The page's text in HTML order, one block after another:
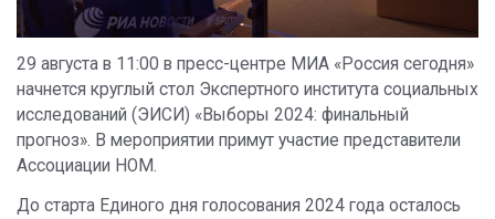
29 августа в 11:00 в пресс-центре МИА «Россия сегодня»
начнется круглый стол Экспертного института социальных
исследований (ЭИСИ) «Выборы 2024: финальный
прогноз». В мероприятии примут участие представители
Ассоциации НОМ.
До старта Единого дня голосования 2024 года осталось